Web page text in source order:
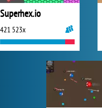
Superhex.io
421 523x